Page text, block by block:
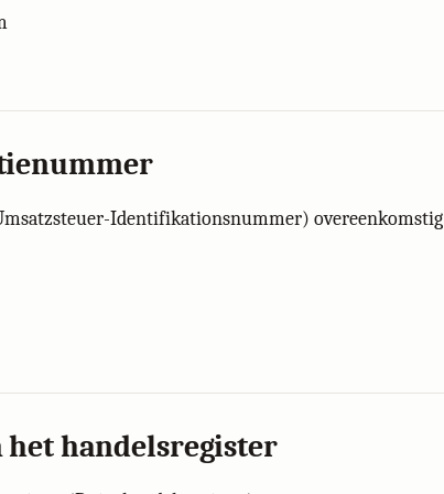
Identifikationsnummer) overeenkomstig
handelsregister